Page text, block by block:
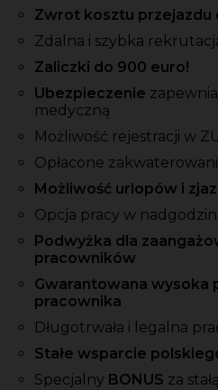
Zwrot kosztu przejazdu
Zdalna i szybka
Zaliczki do 900 euro!
Ubezpieczenie
medyczną
Możliwość rejestracji w
Opłacone
Możliwość urlopów i
Opcja pracy w
Podwyżka dla
pracowników
Gwarantowana wysoka
pracownika
Długotrwała i legalna
Stałe wsparcie
Specjalny BONUS za